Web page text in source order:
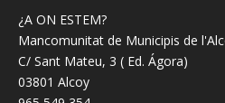
¿A ON ESTEM?
Mancomunitat de Municipis de
C/ Sant Mateu, 3 ( Ed. Ágora)
03801 Alcoy